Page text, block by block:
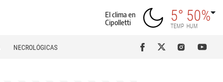
El clima en
Cipolletti
5°
TEMP
50%
HUM
NECROLÓGICAS